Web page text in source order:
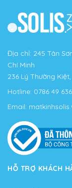
Địa chỉ: 245 Tân
Chí Minh
236 Lý Thường
Hotline: 0786 49
Email:
HỖ TRỢ KHÁCH